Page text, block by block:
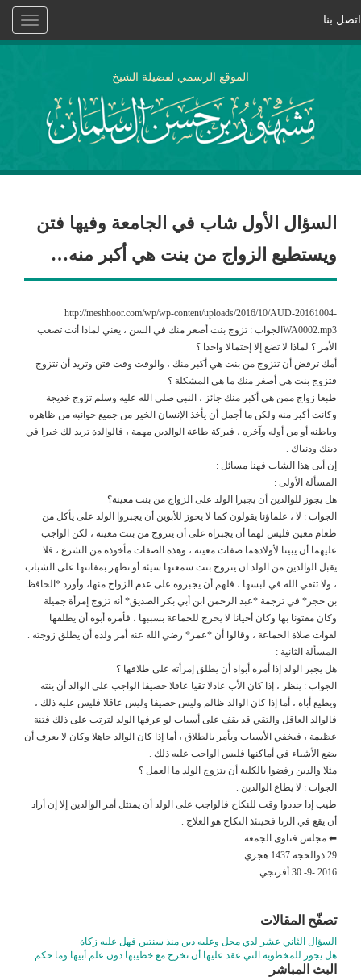
Toggle
اتصل بنا
الموقع الرسمي لفضيلة الشيخ
السؤال الأول شاب في الجامعة وفيها فتن
ويستطيع الزواج من بنت هي أكبر منه…
http://meshhoor.com/wp/wp-content/uploads/2016/10/AUD-20161004-
WA0002.mp3الجواب : تزوج بنت أصغر منك في السن ، يعني لماذا أنت تصعب
الأمر ؟ لماذا لا تضع إلا إحتمالا واحدا ؟
أمك ترفض أن تتزوج من بنت هي أكبر منك ، والوقت وقت فتن وتريد أن تتزوج
فتزوج بنت هي أصغر منك ما هي المشكلة ؟
طبعا زواج ممن هي أكبر منك جائز ، النبي صلى الله عليه وسلم تزوج خديجة
وكانت أكبر منه ولكن ما أجمل أن يأخذ الإنسان الخير من جميع جوانبه من ظاهره
وباطنه أو من أوله وآخره ، فبركة طاعة الوالدين مهمة ، فالوالدة تريد لك خيرا في
دينك ودنياك .
إن أبى هذا الشاب فهنا مسائل :
المسألة الأولى :
هل يجوز للوالدين أن يجبرا الولد على الزواج من بنت معينة؟
الجواب : لا ، علماؤنا يقولون كما لا يجوز للأبوين أن يجبروا الولد على يأكل من
طعام معين فليس لهما أن يجبراه على أن يتزوج من بنت معينة ، لكن الواجب
عليهما أن يبينا لأولادهما صفات معينة ، وهذه الصفات مأخوذة من الشرع ، فلا
يقبل الوالدين من الولد ان يتزوج بنت سمعتها سيئة أو تظهر بمفاتنها على الشباب
، ولا تتقي الله في لبسها ، فلهم أن يجبروه على عدم الزواج منها، وأورد *الحافظ
بن حجر* في ترجمة *عبد الرحمن ابن أبي بكر الصديق* أنه تزوج إمرأة جميلة
وكان مفتونا بها وكان أحيانا لا يخرج للجماعة بسببها ، فأمره أبوه أن يطلقها
لفوات صلاة الجماعة ، وقالوا أن *عمر* رضي الله عنه أمر ولده أن يطلق زوجته .
المسألة الثانية :
هل يجبر الولد إذا أمره أبواه أن يطلق إمرأته على طلاقها ؟
الجواب : ينظر ، إذا كان الأب عادلا تقيا عاقلا حصيفا الواجب على الوالد أن ينته
ويطيع أباه ، أما إذا كان الوالد ظالم وليس حصيفا وليس عاقلا فليس عليه ذلك ،
فالوالد العاقل والتقي قد يقف على أسباب لو عرفها الولد لترتب على ذلك فتنة
عظيمة ، فيخفي الأسباب ويأمر بالطلاق ، أما إذا كان الوالد جاهلا وكان لا يعرف أن
يضع الأشياء في أماكنها فليس الواجب عليه ذلك .
مثلا والدين رفضوا بالكلية أن يتزوج الولد ما العمل ؟
الجواب : لا يطاع الوالدين .
طيب إذا حددوا وقت للنكاح فالواجب على الولد أن يمتثل أمر الوالدين إلا إن أراد
أن يقع في الزنا فحينئذ النكاح هو العلاج .
⬅ مجلس فتاوى الجمعة
29 ذوالحجة 1437 هجري
2016 -9- 30 أفرنجي
تصفّح المقالات
السؤال الثاني عشر لدي محل وعليه دين منذ سنتين فهل عليه زكاة
هل يجوز للمخطوبة التي عقد عليها أن تخرج مع خطيبها دون علم أبيها وما حكم…
البث المباشر